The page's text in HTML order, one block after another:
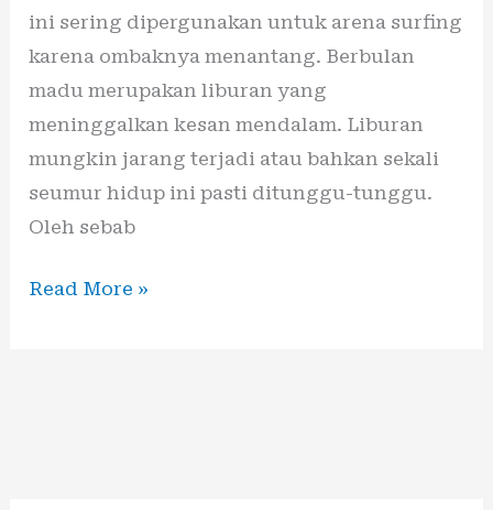
ini sering dipergunakan untuk arena surfing
karena ombaknya menantang. Berbulan
madu merupakan liburan yang
meninggalkan kesan mendalam. Liburan
mungkin jarang terjadi atau bahkan sekali
seumur hidup ini pasti ditunggu-tunggu.
Oleh sebab
Read More »